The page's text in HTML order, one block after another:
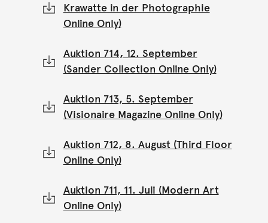
Krawatte in der Photographie
Online Only)
Auktion 714, 12. September
(Sander Collection Online Only)
Auktion 713, 5. September
(Visionaire Magazine Online Only)
Auktion 712, 8. August (Third Floor
Online Only)
Auktion 711, 11. Juli (Modern Art
Online Only)